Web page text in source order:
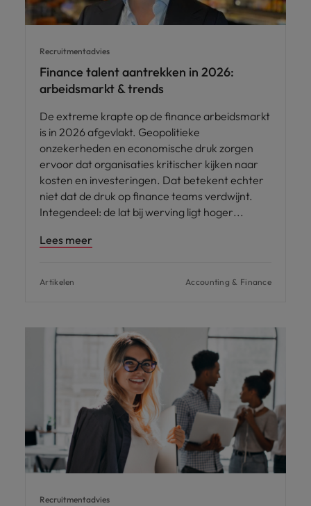
Recruitmentadvies
Finance talent aantrekken in 2026:
arbeidsmarkt & trends
De extreme krapte op de finance arbeidsmarkt
is in 2026 afgevlakt. Geopolitieke
onzekerheden en economische druk zorgen
ervoor dat organisaties kritischer kijken naar
kosten en investeringen. Dat betekent echter
niet dat de druk op finance teams verdwijnt.
Integendeel: de lat bij werving ligt hoger
Lees meer
Artikelen Accounting & Finance
Recruitmentadvies